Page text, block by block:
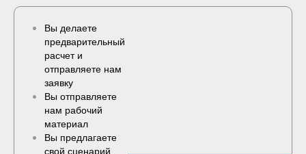
Вы делаете
предварительный
расчет и
отправляете нам
заявку
Вы отправляете
нам рабочий
материал
Вы предлагаете
свой сценарий